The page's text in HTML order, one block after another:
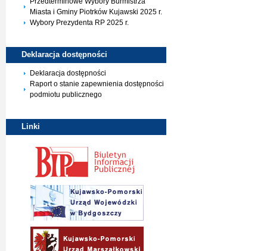
Miasta i Gminy Piotrków Kujawski 2025 r.
Wybory Prezydenta RP 2025 r.
Deklaracja dostępności
Deklaracja dostępności
Raport o stanie zapewnienia dostępności
podmiotu publicznego
Linki